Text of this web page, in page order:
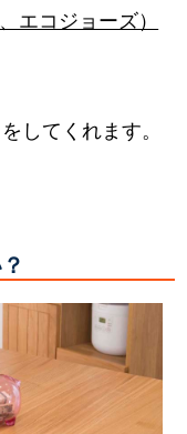
エコジョーズ）
してくれます。